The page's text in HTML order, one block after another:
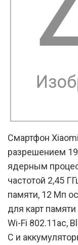
Смартфон
разрешением
ядерным
частотой 2,45
памяти, 12 Мп
для карт
Wi-Fi 802.11ac,
C и